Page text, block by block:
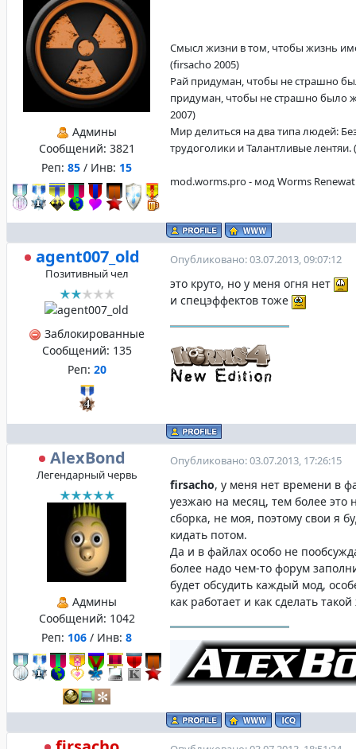
Админы
Сообщений: 3821
Реп: 85 / Инв: 15
Смысл жизни в том, чтобы жизнь
(firsacho 2005)
Рай придуман, чтобы не страшно
придуман, чтобы не страшно было
2007)
Мир делиться на два типа людей:
трудоголики и Талантливые лентяи.
mod.worms.pro - мод Worms
agent007_old
Позитивный чел
Заблокированные
Сообщений: 135
Реп: 20
Опубликовано: 03.07.2013, 09:07:12
это круто, но у меня огня нет
и спецэффектов тоже
AlexBond
Легендарный червь
Админы
Сообщений: 1042
Реп: 106 / Инв: 8
Опубликовано: 03.07.2013, 17:26:15
firsacho, у меня нет времени в
уезжаю на месяц, тем более это
сборка, не моя, поэтому свои я
кидать потом.
Да и в файлах особо не
более надо чем-то форум
будет обсудить каждый мод,
как работает и как сделать